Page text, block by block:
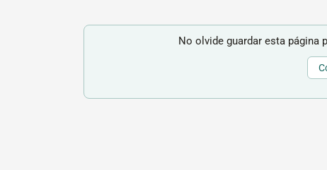
No olvide guardar esta página